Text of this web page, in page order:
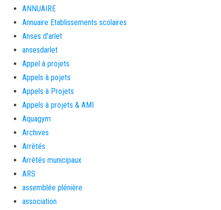
ANNUAIRE
Annuaire Etablissements scolaires
Anses d'arlet
ansesdarlet
Appel à projets
Appels à pojets
Appels à Projets
Appels à projets & AMI
Aquagym
Archives
Arrêtés
Arrêtés municipaux
ARS
assemblée plénière
association